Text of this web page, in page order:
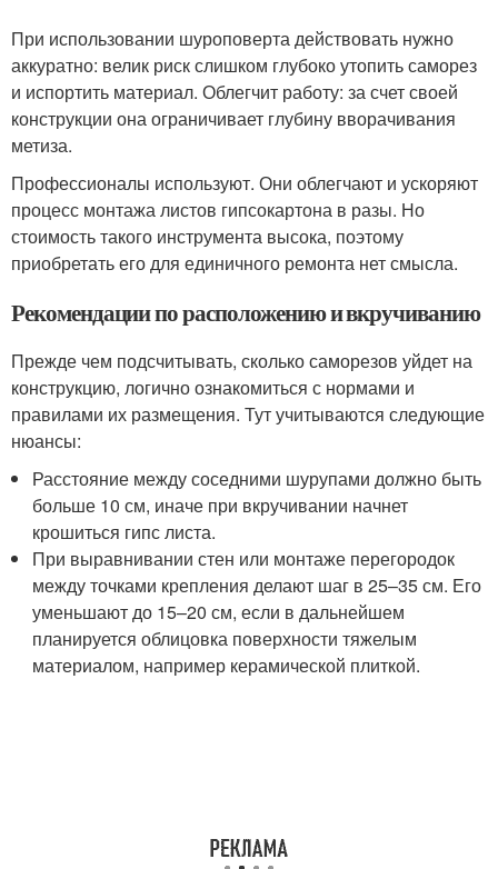
При использовании шуроповерта действовать нужно
аккуратно: велик риск слишком глубоко утопить саморез
и испортить материал. Облегчит работу: за счет своей
конструкции она ограничивает глубину вворачивания
метиза.
Профессионалы используют. Они облегчают и ускоряют
процесс монтажа листов гипсокартона в разы. Но
стоимость такого инструмента высока, поэтому
приобретать его для единичного ремонта нет смысла.
Рекомендации по расположению и вкручиванию
Прежде чем подсчитывать, сколько саморезов уйдет на
конструкцию, логично ознакомиться с нормами и
правилами их размещения. Тут учитываются следующие
нюансы:
Расстояние между соседними шурупами должно быть
больше 10 см, иначе при вкручивании начнет
крошиться гипс листа.
При выравнивании стен или монтаже перегородок
между точками крепления делают шаг в 25–35 см. Его
уменьшают до 15–20 см, если в дальнейшем
планируется облицовка поверхности тяжелым
материалом, например керамической плиткой.